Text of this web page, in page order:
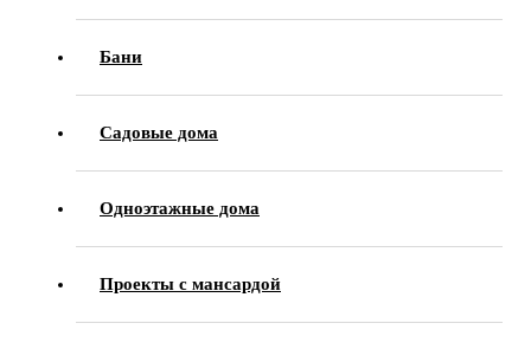
Бани
Садовые дома
Одноэтажные дома
Проекты с мансардой